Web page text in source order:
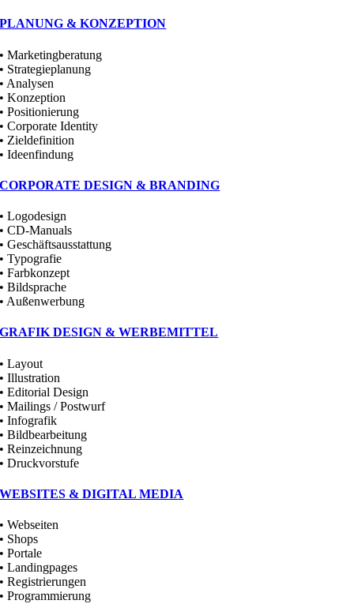
PLANUNG & KONZEPTION
• Marketingberatung
• Strategieplanung
• Analysen
• Konzeption
• Positionierung
• Corporate Identity
• Zieldefinition
• Ideenfindung
CORPORATE DESIGN & BRANDING
• Logodesign
• CD-Manuals
• Geschäftsausstattung
• Typografie
• Farbkonzept
• Bildsprache
• Außenwerbung
GRAFIK DESIGN & WERBEMITTEL
• Layout
• Illustration
• Editorial Design
• Mailings / Postwurf
• Infografik
• Bildbearbeitung
• Reinzeichnung
• Druckvorstufe
WEBSITES & DIGITAL MEDIA
• Webseiten
• Shops
• Portale
• Landingpages
• Registrierungen
• Programmierung